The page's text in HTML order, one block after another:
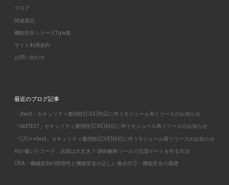
ブログ
関連製品
機能安全シリーズTips集
サイト利用規約
お問い合わせ
最近のブログ記事
「Jtest」セキュリティ脆弱性(CVE)対応に伴うモジュール再リリースのお知らせ
「dotTEST」セキュリティ脆弱性(CVE)対応に伴うモジュール再リリースのお知らせ
「C/C++test」セキュリティ脆弱性(CVE)対応に伴うモジュール再リリースのお知らせ
AIが書いたコード、品質は大丈夫？ 静的解析ツールで品質ゲートを作る方法
CRA・機械規則の関係性と機能安全の正しい進め方①：機能安全の基礎